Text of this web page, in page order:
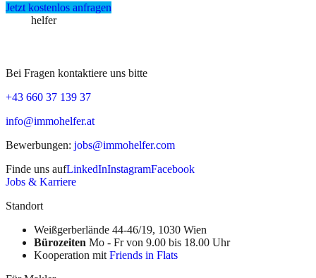
Jetzt kostenlos anfragen
helfer
Bei Fragen kontaktiere uns bitte
+43 660 37 139 37
info@immohelfer.at
Bewerbungen: jobs@immohelfer.com
Finde uns aufLinkedInInstagramFacebook
Jobs & Karriere
Standort
Weißgerberlände 44-46/19, 1030 Wien
Bürozeiten Mo - Fr von 9.00 bis 18.00 Uhr
Kooperation mit Friends in Flats